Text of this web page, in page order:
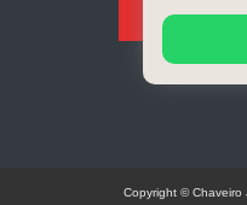
Copyright ©